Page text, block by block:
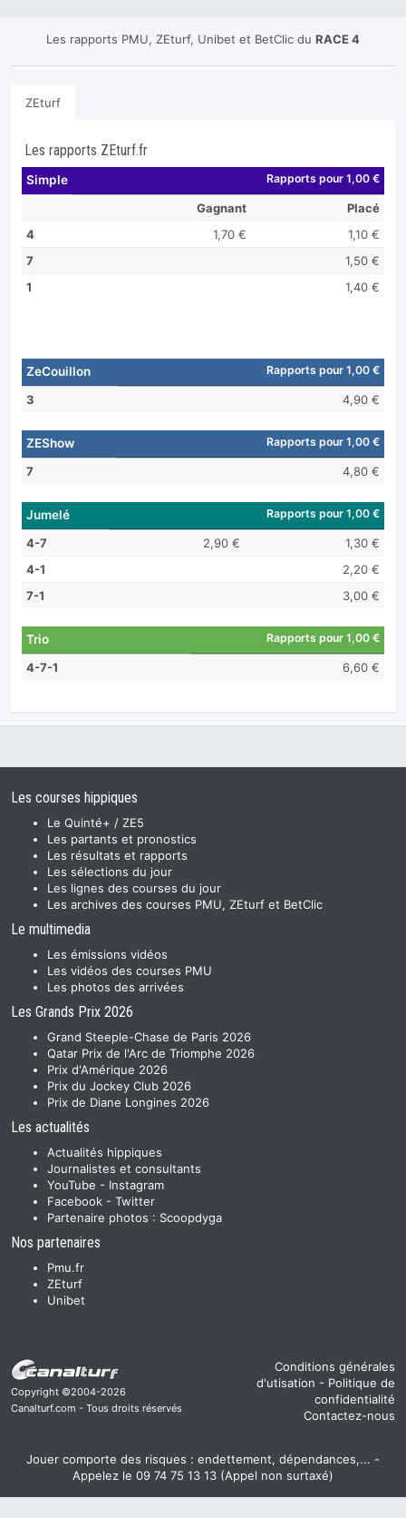
Les rapports PMU, ZEturf, Unibet et BetClic du RACE 4
ZEturf
Les rapports ZEturf.fr
Simple Rapports pour 1,00 €
Gagnant
Placé
4
1,70 €
1,10 €
7
1,50 €
1
1,40 €
ZeCouillon Rapports pour 1,00 €
3 4,90 €
ZEShow Rapports pour 1,00 €
7 4,80 €
Jumelé Rapports pour 1,00 €
4-7 2,90 €
1,30 €
4-1
2,20 €
7-1
3,00 €
Trio Rapports pour 1,00 €
4-7-1 6,60 €
Les courses hippiques
Le Quinté+ / ZE5
Les partants et pronostics
Les résultats et rapports
Les sélections du jour
Les lignes des courses du jour
Les archives des courses PMU, ZEturf et BetClic
Le multimedia
Les émissions vidéos
Les vidéos des courses PMU
Les photos des arrivées
Les Grands Prix 2026
Grand Steeple-Chase de Paris 2026
Qatar Prix de l'Arc de Triomphe 2026
Prix d'Amérique 2026
Prix du Jockey Club 2026
Prix de Diane Longines 2026
Les actualités
Actualités hippiques
Journalistes et consultants
YouTube - Instagram
Facebook - Twitter
Partenaire photos : Scoopdyga
Nos partenaires
Pmu.fr
ZEturf
Unibet
Copyright ©2004-2026
Canalturf.com - Tous droits réservés
Conditions générales
d'utisation - Politique de
confidentialité
Contactez-nous
Jouer comporte des risques : endettement, dépendances,... -
Appelez le 09 74 75 13 13 (Appel non surtaxé)